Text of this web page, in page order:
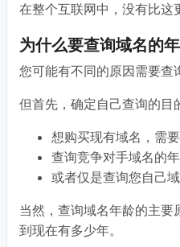
在整个互联网中，没有比这
为什么要查询域名的
您可能有不同的原因需要查
但首先，确定自己查询的目
想购买现有域名，需
查询竞争对手域名的
或者仅是查询您自己域
当然，查询域名年龄的主要
到现在有多少年。